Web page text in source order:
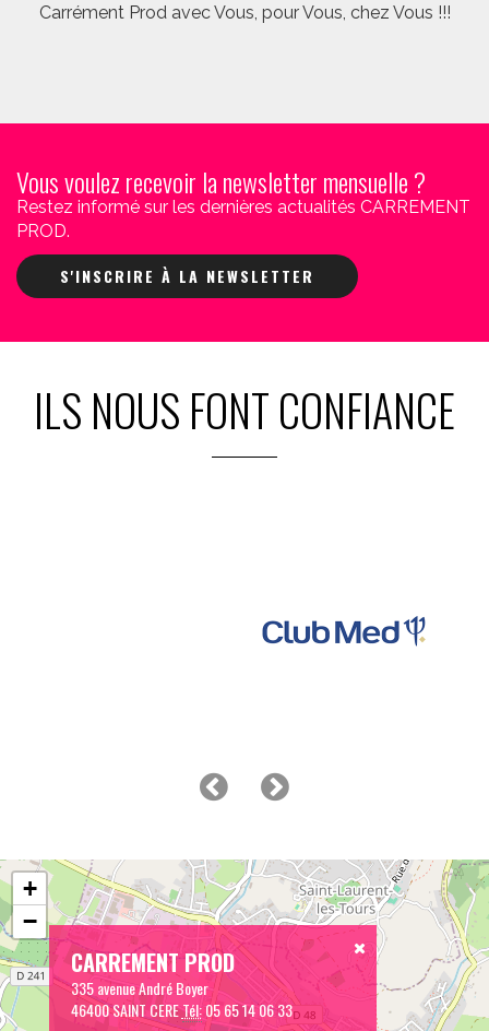
Carrément Prod avec Vous, pour Vous, chez Vous !!!
Vous voulez recevoir la newsletter mensuelle ?
Restez informé sur les dernières actualités CARREMENT
PROD.
S'INSCRIRE À LA NEWSLETTER
ILS NOUS FONT CONFIANCE
CARREMENT PROD
335 avenue André Boyer
46400 SAINT CERETél:05 65 14 06 33
+
−